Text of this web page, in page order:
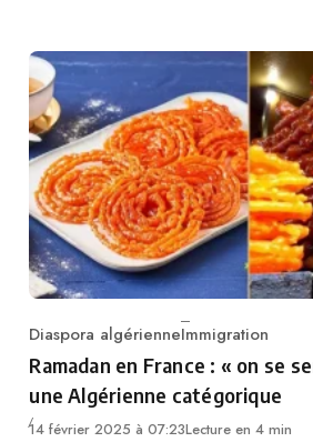
Category
Diaspora algérienneImmigration
Ramadan en France : « on se
une Algérienne catégorique
14 février 2025 à 07:23Lecture en 4 min